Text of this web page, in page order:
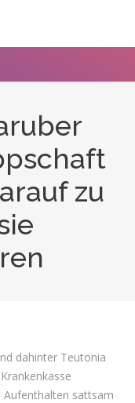
zu
dahinter Teutonia
Aufenthalten sattsam